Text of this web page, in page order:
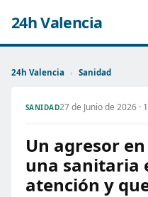
24h Valencia
24h Valencia › Sanidad
SANIDAD27 de Junio de 2026 ·
Un agresor
una sanitaria
atención y